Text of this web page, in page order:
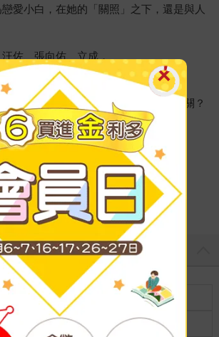
愛小白，在她的「關照」之下，還是與人
佐、張向佑、立成，
的關係，
到底誰是爸」的多元家庭！
三人的糾葛似乎與公主老媽蒂芬妮有關？
線就像聖莉的理智線──
！
潰實境秀，
用血淚學人生！
裝訂
分級 普通級